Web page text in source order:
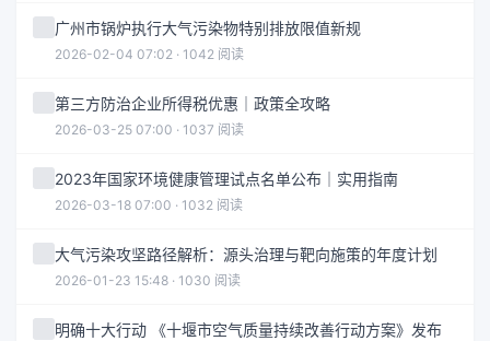
广州市锅炉执行大气污染物特别排放限值新规
2026-02-04 07:02 · 1042 阅读
第三方防治企业所得税优惠｜政策全攻略
2026-03-25 07:00 · 1037 阅读
2023年国家环境健康管理试点名单公布｜实用指南
2026-03-18 07:00 · 1032 阅读
大气污染攻坚路径解析：源头治理与靶向施策的年度计划
2026-01-23 15:48 · 1030 阅读
明确十大行动 《十堰市空气质量持续改善行动方案》发布